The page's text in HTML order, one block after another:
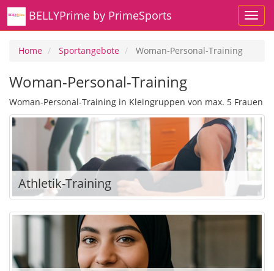
BELLYPrime by PrimeSports
Home Sportangebote Woman-Personal-Training
Woman-Personal-Training
Woman-Personal-Training in Kleingruppen von max. 5 Frauen
Athletik-Training